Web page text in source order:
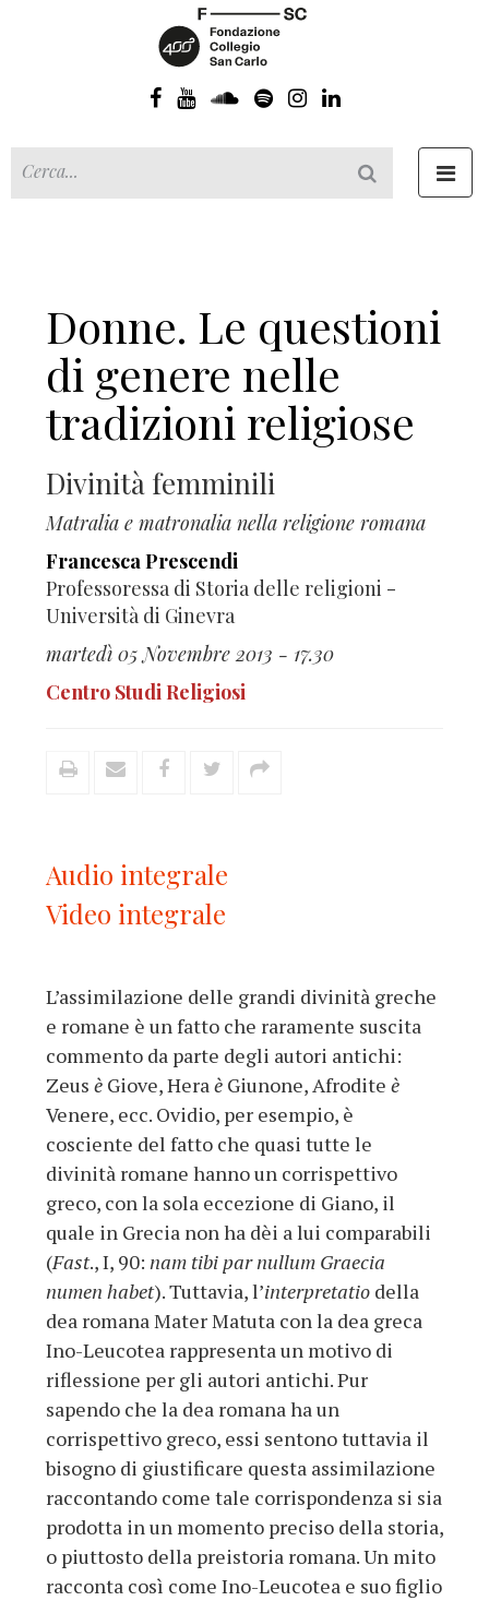
Donne. Le questioni
di genere nelle
tradizioni religiose
Divinità femminili
Matralia e matronalia nella religione romana
Francesca Prescendi
Professoressa di Storia delle religioni -
Università di Ginevra
martedì 05 Novembre 2013 - 17.30
Centro Studi Religiosi
Audio integrale
Video integrale
L’assimilazione delle grandi divinità greche
e romane è un fatto che raramente suscita
commento da parte degli autori antichi:
Zeus è Giove, Heraè Giunone, Afrodite è
Venere, ecc. Ovidio, per esempio, è
cosciente del fatto che quasi tutte le
divinità romane hanno un corrispettivo
greco, con la sola eccezione di Giano, il
quale in Grecia non ha dèi a lui comparabili
(Fast., I, 90: nam tibi par nullum Graecia
numen habet). Tuttavia, l’interpretatio della
dea romana Mater Matuta con la dea greca
Ino-Leucotea rappresenta un motivo di
riflessione per gli autori antichi. Pur
sapendo che la dea romana ha un
corrispettivo greco, essi sentono tuttavia il
bisogno di giustificare questa assimilazione
raccontando come tale corrispondenza si sia
prodotta in un momento preciso della storia,
o piuttosto della preistoria romana. Un mito
racconta così come Ino-Leucotea e suo figlio